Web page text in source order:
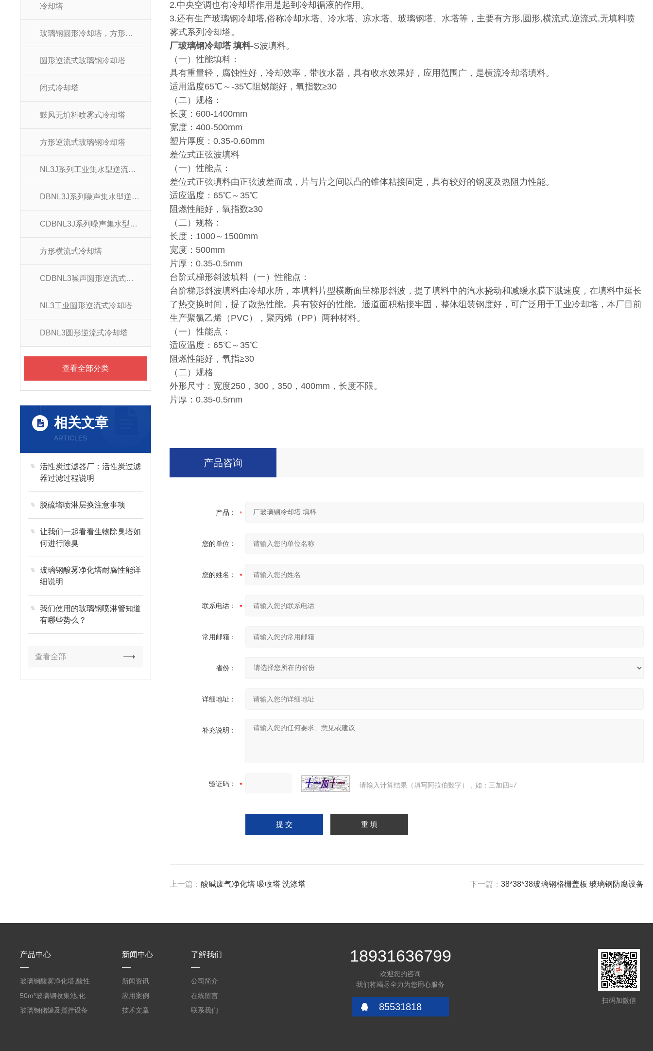
冷却塔
玻璃钢圆形冷却塔，方形冷却塔
圆形逆流式玻璃钢冷却塔
闭式冷却塔
鼓风无填料喷雾式冷却塔
方形逆流式玻璃钢冷却塔
NL3J系列工业集水型逆流冷却塔
DBNL3J系列噪声集水型逆流冷却塔
CDBNL3J系列噪声集水型逆流冷却塔
方形横流式冷却塔
CDBNL3噪声圆形逆流式冷却塔
NL3工业圆形逆流式冷却塔
DBNL3圆形逆流式冷却塔
查看全部分类
相关文章
ARTICLES
活性炭过滤器厂：活性炭过滤
器过滤过程说明
脱硫塔喷淋层换注意事项
让我们一起看看生物除臭塔如
何进行除臭
玻璃钢酸雾净化塔耐腐性能详
细说明
我们使用的玻璃钢喷淋管知道
有哪些势么？
查看全部
2.中央空调也有冷却塔作用是起到冷却循液的作用。
3.还有生产玻璃钢冷却塔,俗称冷却水塔、冷水塔、凉水塔、玻璃钢塔、水塔等，主要有方形,圆形,横流式,逆流式,无填料喷
雾式系列冷却塔。
厂玻璃钢冷却塔 填料-S波填料。
（一）性能填料：
具有重量轻，腐蚀性好，冷却效率，带收水器，具有收水效果好，应用范围广，是横流冷却塔填料。
适用温度65℃～-35℃阻燃能好，氧指数≥30
（二）规格：
长度：600-1400mm
宽度：400-500mm
塑片厚度：0.35-0.60mm
差位式正弦波填料
（一）性能点：
差位式正弦填料由正弦波差而成，片与片之间以凸的锥体粘接固定，具有较好的钢度及热阻力性能。
适应温度：65℃～35℃
阻燃性能好，氧指数≥30
（二）规格：
长度：1000～1500mm
宽度：500mm
片厚：0.35-0.5mm
台阶式梯形斜波填料（一）性能点：
台阶梯形斜波填料由冷却水所，本填料片型横断面呈梯形斜波，提了填料中的汽水挠动和减缓水膜下溅速度，在填料中延长
了热交换时间，提了散热性能。具有较好的性能。通道面积粘接牢固，整体组装钢度好，可广泛用于工业冷却塔，本厂目前
生产聚氯乙烯（PVC），聚丙烯（PP）两种材料。
（一）性能点：
适应温度：65℃～35℃
阻燃性能好，氧指≥30
（二）规格
外形尺寸：宽度250，300，350，400mm，长度不限。
片厚：0.35-0.5mm
产品咨询
产品：
您的单位：
您的姓名：
联系电话：
常用邮箱：
省份：
详细地址：
补充说明：
验证码： 请输入计算结果（填写阿拉伯数字），如：三加四=7
上一篇：酸碱废气净化塔 吸收塔 洗涤塔 下一篇： 38*38*38玻璃钢格栅盖板 玻璃钢防腐设备
产品中心
玻璃钢酸雾净化塔,酸性
废气洗涤塔处理工艺
50m³玻璃钢收集池,化
粪罐
玻璃钢储罐及搅拌设备
新闻中心
新闻资讯
应用案例
技术文章
了解我们
公司简介
在线留言
联系我们
18931636799
欢迎您的咨询
我们将竭尽全力为您用心服务
85531818
扫码加微信